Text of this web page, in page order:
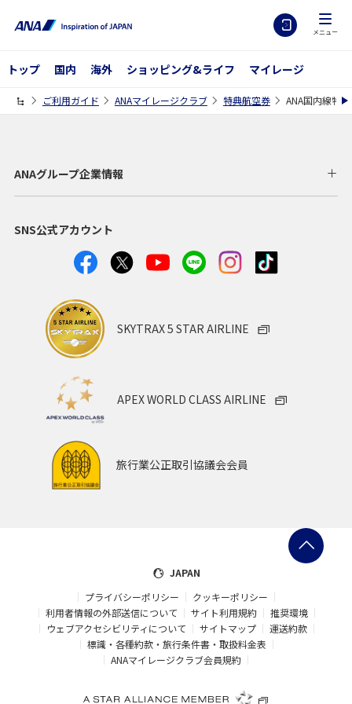
メニュー
トップ 国内 海外 ショッピング&ライフ マイレージ
ご利用ガイド ANAマイレージクラブ 特典航空券 ANA国内線特
ANAグループ企業情報
SNS公式アカウント
SKYTRAX 5 STAR AIRLINE
APEX WORLD CLASS AIRLINE
旅行業公正取引協議会会員
JAPAN
プライバシーポリシー
クッキーポリシー
利用者情報の外部送信について
サイト利用規約
推奨環境
ウェブアクセシビリティについて
サイトマップ
運送約款
標識・各種約款・旅行条件書・取扱料金表
ANAマイレージクラブ会員規約